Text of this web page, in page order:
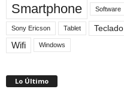
Smartphone Software
Sony Ericson Tablet Teclado
Wifi Windows
Lo Último